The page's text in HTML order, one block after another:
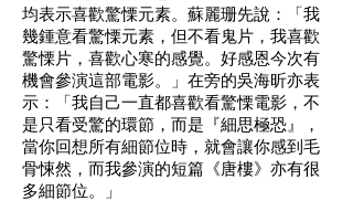
均表示喜歡驚慄元素。蘇麗珊先說：「我
幾鍾意看驚慄元素，但不看鬼片，我喜歡
驚慄片，喜歡心寒的感覺。好感恩今次有
機會參演這部電影。」在旁的吳海昕亦表
示：「我自己一直都喜歡看驚慄電影，不
是只看受驚的環節，而是『細思極恐』，
當你回想所有細節位時，就會讓你感到毛
骨悚然，而我參演的短篇《唐樓》亦有很
多細節位。」